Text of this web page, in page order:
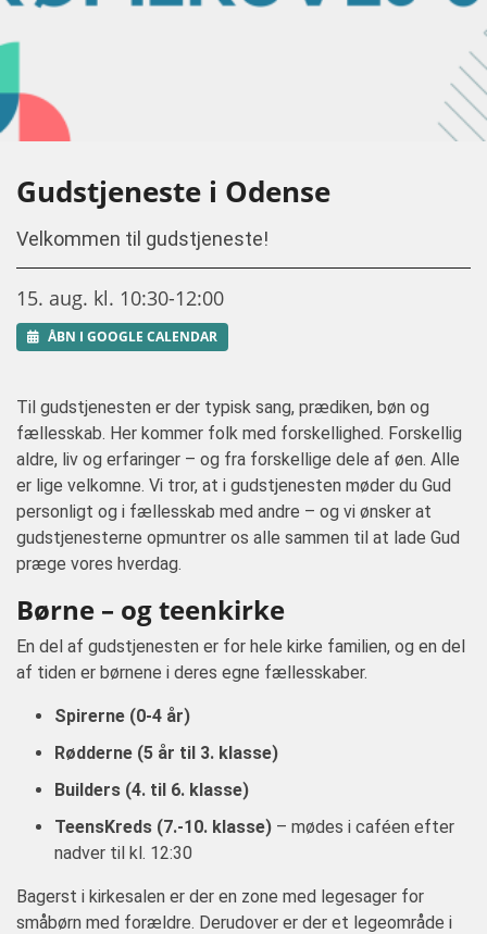
Gudstjeneste i Odense
Velkommen til gudstjeneste!
15. aug. kl. 10:30-12:00
ÅBN I GOOGLE CALENDAR
Til gudstjenesten er der typisk sang, prædiken, bøn og
fællesskab. Her kommer folk med forskellighed. Forskellig
aldre, liv og erfaringer – og fra forskellige dele af øen. Alle
er lige velkomne. Vi tror, at i gudstjenesten møder du Gud
personligt og i fællesskab med andre – og vi ønsker at
gudstjenesterne opmuntrer os alle sammen til at lade Gud
præge vores hverdag.
Børne – og teenkirke
En del af gudstjenesten er for hele kirke familien, og en del
af tiden er børnene i deres egne fællesskaber.
Spirerne (0-4 år)
Rødderne (5 år til 3. klasse)
Builders (4. til 6. klasse)
TeensKreds (7.-10. klasse) – mødes i caféen efter
nadver til kl. 12:30
Bagerst i kirkesalen er der en zone med legesager for
småbørn med forældre. Derudover er der et legeområde i